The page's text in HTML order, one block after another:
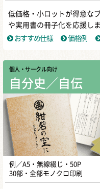
低価格・小ロットが得意な
や実用書の冊子化を応援しま
おすすめ仕様
価格例
個人・サークル向け
自分史／自伝
例／A5・無線綴じ・50P
30部・全部モノクロ印刷